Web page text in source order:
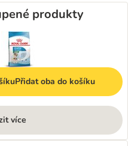
produkty
Přidat oba do košíku
více